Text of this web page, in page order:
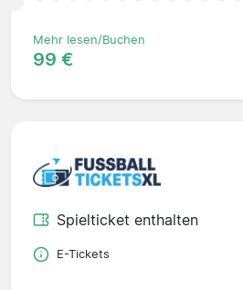
Mehr lesen/Buchen
99 €
Spielticket enthalten
E-Tickets